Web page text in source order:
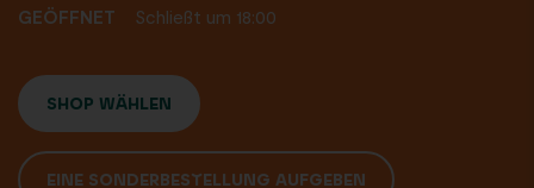
GEÖFFNET
Schließt um 18:00
SHOP WÄHLEN
EINE SONDERBESTELLUNG AUFGEBEN